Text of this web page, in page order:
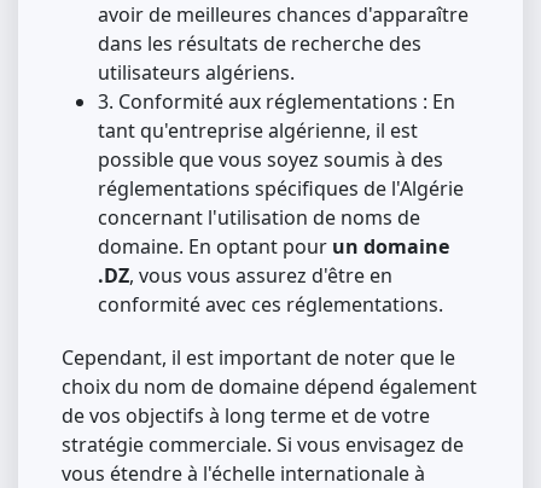
avoir de meilleures chances d'apparaître
dans les résultats de recherche des
utilisateurs algériens.
3. Conformité aux réglementations : En
tant qu'entreprise algérienne, il est
possible que vous soyez soumis à des
réglementations spécifiques de l'Algérie
concernant l'utilisation de noms de
domaine. En optant pour un domaine
.DZ, vous vous assurez d'être en
conformité avec ces réglementations.
Cependant, il est important de noter que le
choix du nom de domaine dépend également
de vos objectifs à long terme et de votre
stratégie commerciale. Si vous envisagez de
vous étendre à l'échelle internationale à